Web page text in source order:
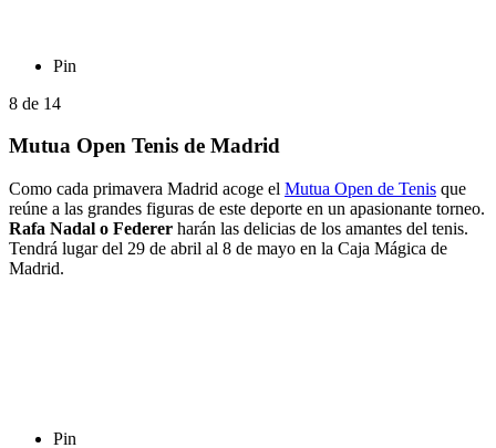
Pin
8 de 14
Mutua Open Tenis de Madrid
Como cada primavera Madrid acoge el Mutua Open de Tenis que
reúne a las grandes figuras de este deporte en un apasionante torneo.
Rafa Nadal o Federer harán las delicias de los amantes del tenis.
Tendrá lugar del 29 de abril al 8 de mayo en la Caja Mágica de
Madrid.
Pin